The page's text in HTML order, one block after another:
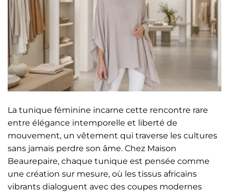
La tunique féminine incarne cette rencontre rare
entre élégance intemporelle et liberté de
mouvement, un vêtement qui traverse les cultures
sans jamais perdre son âme. Chez Maison
Beaurepaire, chaque tunique est pensée comme
une création sur mesure, où les tissus africains
vibrants dialoguent avec des coupes modernes